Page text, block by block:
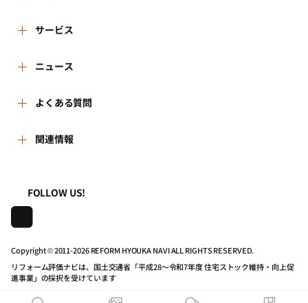
リフォーム評価ナビとは
運営体制
はじめての方へ
事務局へのお問い合せ
地域の相談窓口のみなさまへ
リフォーム会社一覧
住宅関連機関リンク集
サービス
リフォーム会社を探す
リフォーム事例を見る
リフォームを相談する
動画で学べるリフォームの基礎知識
マイページの活用
ニュース
新着情報
講習会・セミナー
よくある質問
よくある質問
動作推奨環境について
公式バナーのダウンロード
関連情報
株式会社日本建築住宅センター
FOLLOW US!
Copyright © 2011-2026 REFORM HYOUKA NAVI ALL RIGHTS RESERVED.
リフォーム評価ナビは、国土交通省「平成28～令和7年度 住宅ストック維持・向上促
進事業」の採択を受けています